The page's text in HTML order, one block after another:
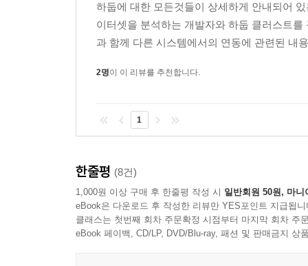
12.6 정렬 순서
12.7 에이브로 맵리듀스
12.8 에이브로 맵리듀스를 이용하여 정렬하기
13.1 데이터 모델
13.2 파케이 파일 포맷
13.4 파케이 파일 쓰기와 읽기
13.5 파케이 맵리듀스
CHAPTER 14 플룸
14.1 플룸 설치
하둡에 대한 모든것들이 상세하게 안내되어
이터셋을 분석하는 개발자와 하둡 클러스트
과 함께 다른 시스템에서의 연동에 관련된 내
2명이 이 리뷰를 추천합니다.
1
한줄평 (8건)
1,000원 이상 구매 후 한줄평 작성 시 일반회원 50원, 마니
eBook은 다운로드 후 작성한 리뷰만 YES포인트 지급됩니
클래스는 첫번째 회차 주문확정 시점부터 마지막 회차 주
eBook 페이백, CD/LP, DVD/Blu-ray, 패션 및 판매금지 상